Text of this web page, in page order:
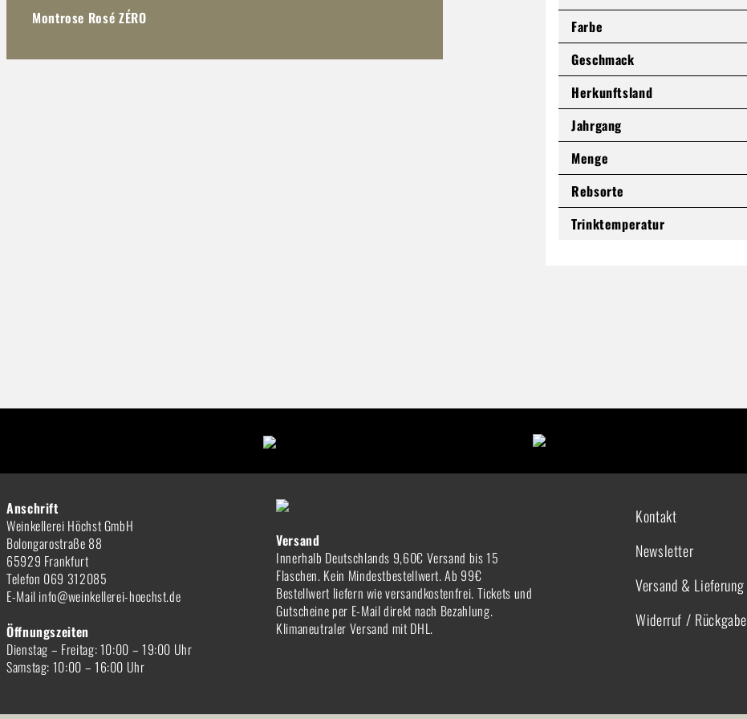
Montrose Rosé ZÉRO
Farbe
Geschmack
Herkunftsland
Jahrgang
Menge
Rebsorte
Trinktemperatur
Anschrift
Weinkellerei Höchst GmbH
Bolongarostraße 88
65929 Frankfurt
Telefon 069 312085
E-Mail info@weinkellerei-hoechst.de
Öffnungszeiten
Dienstag – Freitag: 10:00 – 19:00 Uhr
Samstag: 10:00 – 16:00 Uhr
Versand
Innerhalb Deutschlands 9,60€ Versand bis 15
Flaschen. Kein Mindestbestellwert. Ab 99€
Bestellwert liefern wie versandkostenfrei. Tickets und
Gutscheine per E-Mail direkt nach Bezahlung.
Klimaneutraler Versand mit DHL.
Kontakt
Newsletter
Versand & Lieferung
Widerruf / Rückgabe